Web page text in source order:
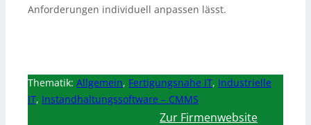
Anforderungen individuell anpassen lässt.
Thematik: Allgemein, Fertigungsnahe IT, Industrielle
IT, Instandhaltungssoftware – CMMS
Zur Firmenwebsite